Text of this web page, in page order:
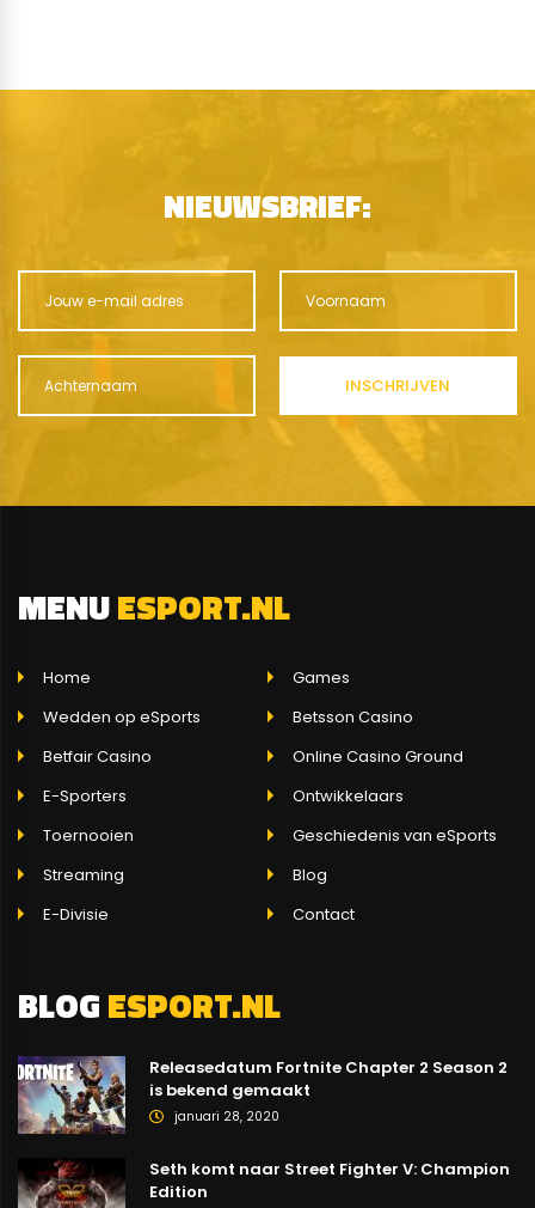
NIEUWSBRIEF:
MENUESPORT.NL
Home
Games
Wedden op eSports
Betsson Casino
Betfair Casino
Online Casino Ground
E-Sporters
Ontwikkelaars
Toernooien
Geschiedenis van eSports
Streaming
Blog
E-Divisie
Contact
BLOGESPORT.NL
Releasedatum Fortnite Chapter 2 Season 2
is bekend gemaakt
januari 28, 2020
Seth komt naar Street Fighter V: Champion
Edition